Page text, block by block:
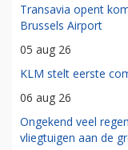
Transavia opent
Brussels Airport
05 aug 26
KLM stelt eerste
06 aug 26
Ongekend veel
vliegtuigen aan de